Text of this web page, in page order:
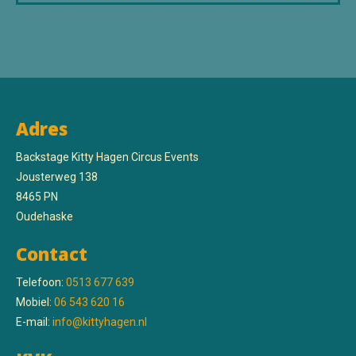
Adres
Backstage Kitty Hagen Circus Events
Jousterweg 138
8465 PN
Oudehaske
Contact
Telefoon: 0513 677 639
Mobiel: 06 543 620 16
E-mail: info@kittyhagen.nl